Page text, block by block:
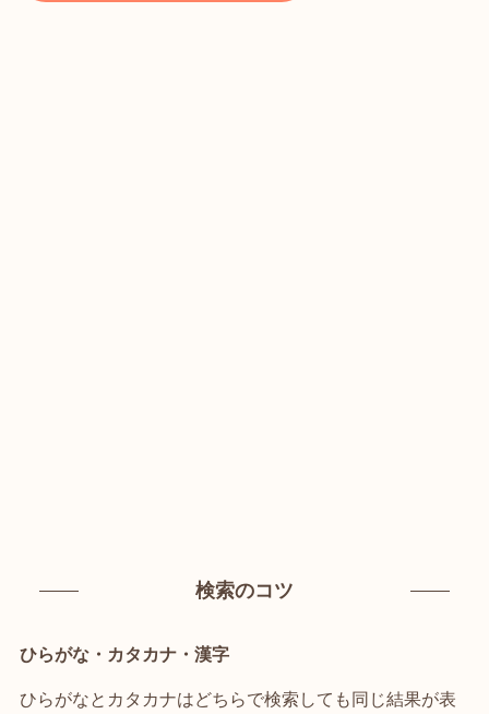
検索のコツ
ひらがな・カタカナ・漢字
ひらがなとカタカナはどちらで検索しても同じ結果が表